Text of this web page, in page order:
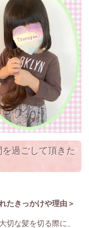
過ごして頂きた
たきっかけや理由＞
切な髪を切る際に、